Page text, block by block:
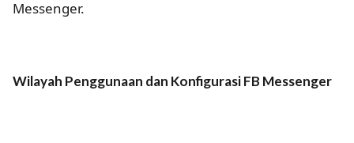
Messenger.
Wilayah Penggunaan dan Konfigurasi FB Messenger